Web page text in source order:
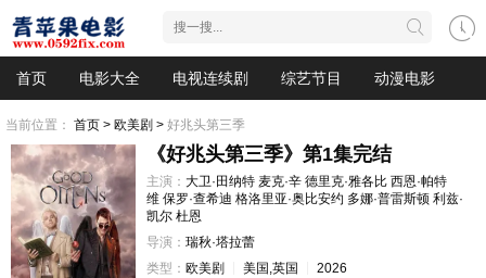
首页 电影大全 电视连续剧 综艺节目 动漫电影
当前位置： 首页 > 欧美剧 > 好兆头第三季
《好兆头第三季》第1集完结
主演： 大卫·田纳特 麦克·辛 德里克·雅各比 西恩·帕特
维 保罗·查希迪 格洛里亚·奥比安约 多娜·普雷斯顿 利兹·
凯尔 杜恩
导演： 瑞秋·塔拉蕾
类型： 欧美剧 美国,英国
2026